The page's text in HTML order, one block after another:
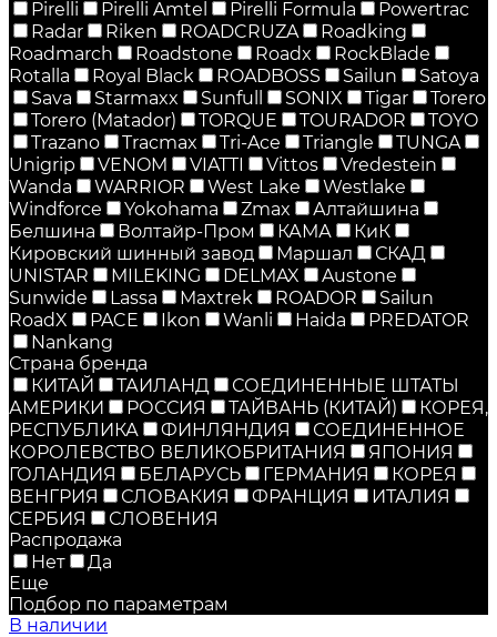
Pirelli
Pirelli Amtel Pirelli Formula
Powertrac
Radar
Riken ROADCRUZA
Roadking
Roadmarch
Roadstone Roadx
RockBlade
Rotalla
Royal Black ROADBOSS Sailun
Satoya
Sava
Starmaxx Sunfull SONIX Tigar
Torero
Torero (Matador)
TORQUE TOURADOR
TOYO
Trazano
Tracmax Tri-Ace Triangle
TUNGA
Unigrip
VENOM VIATTI Vittos
Vredestein
Wanda
WARRIOR West Lake
Westlake
Windforce
Yokohama Zmax
Алтайшина
Белшина
Волтайр-Пром КАМА
КиК
Кировский шинный завод
Маршал
СКАД
UNISTAR
MILEKING DELMAX
Austone
Sunwide
Lassa Maxtrek ROADOR
Sailun
RoadX
PACE Ikon Wanli Haida
PREDATOR
Nankang
Страна бренда
КИТАЙ
ТАИЛАНД
СОЕДИНЕННЫЕ ШТАТЫ
АМЕРИКИ
РОССИЯ ТАЙВАНЬ (КИТАЙ)
КОРЕЯ,
РЕСПУБЛИКА
ФИНЛЯНДИЯ
СОЕДИНЕННОЕ
КОРОЛЕВСТВО ВЕЛИКОБРИТАНИЯ
ЯПОНИЯ
ГОЛАНДИЯ
БЕЛАРУСЬ ГЕРМАНИЯ
КОРЕЯ
ВЕНГРИЯ
СЛОВАКИЯ ФРАНЦИЯ
ИТАЛИЯ
СЕРБИЯ
СЛОВЕНИЯ
Распродажа
Нет
Да
Еще
Подбор по параметрам
В наличии